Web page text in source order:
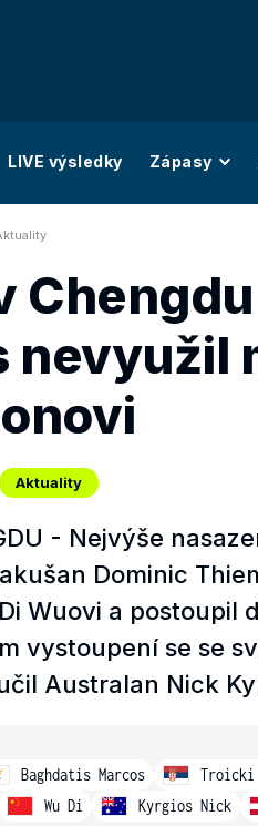
LIVE výsledky Zápasy
nevyužil
Aktuality
- Nejvýše
Dominic
Wuovi a postoupil
vystoupení se se
Australan Nick
Baghdatis Marcos
Wu Di Kyrgios Nick